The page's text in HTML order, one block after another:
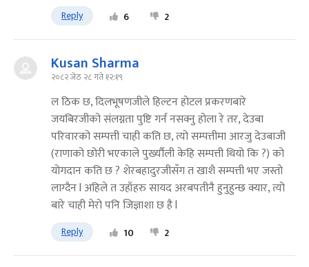
Reply 6 2
Kusan Sharma
२०८२ जेठ २८ गते १२:१९
ल ठिक छ, दिलभूषणजीले हिल्टन होटल प्रकरणबारे
जयबिरजीको संलग्नता पुष्टि गर्न नसक्नु होला रे तर, देउबा
परिवारको सम्पत्ती चाही कति छ, त्यो सम्पत्तीमा आरजु देउबाजी
(राणाको छोरी भएकाले पुर्ख्यौली केहि सम्पत्ती थियो कि ?) को
योगदान कति छ ? शेरबहादुरजीसँग त खाशै सम्पत्ती भए जस्तो
लाग्दैन l अहिले त उहाँहरु सायद अरबपतीनै हुनुहुन्छ क्यार, त्यो
बारे चाही मेरो पनि जिज्ञाशा छ है l
Reply 10 2